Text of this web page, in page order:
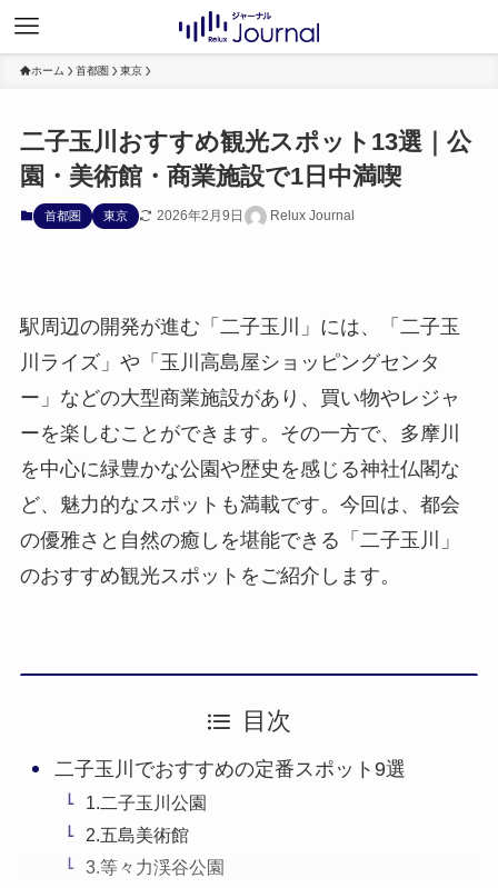
ホーム 首都圏 東京
二子玉川おすすめ観光スポット13選｜公
園・美術館・商業施設で1日中満喫
首都圏 東京 2026年2月9日 Relux Journal
駅周辺の開発が進む「二子玉川」には、「二子玉
川ライズ」や「玉川高島屋ショッピングセンタ
ー」などの大型商業施設があり、買い物やレジャ
ーを楽しむことができます。その一方で、多摩川
を中心に緑豊かな公園や歴史を感じる神社仏閣な
ど、魅力的なスポットも満載です。今回は、都会
の優雅さと自然の癒しを堪能できる「二子玉川」
のおすすめ観光スポットをご紹介します。
目次
二子玉川でおすすめの定番スポット9選
1.二子玉川公園
2.五島美術館
3.等々力渓谷公園